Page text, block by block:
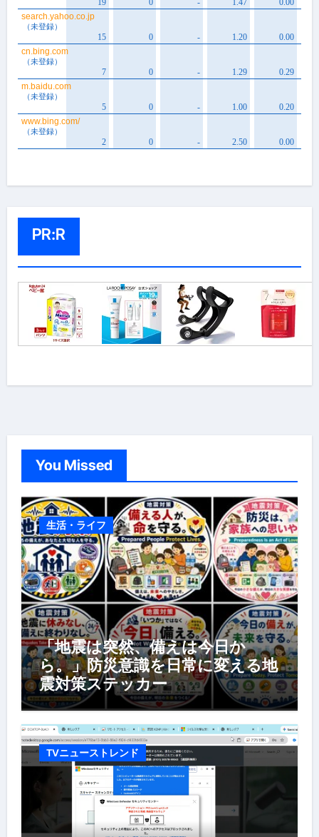
PR:R
You Missed
生活・ライフ
「地震は突然、備えは今日か
ら。」防災意識を日常に変える地
震対策ステッカー
TVニューストレンド